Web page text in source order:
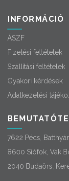
INFORMÁCIÓ
ÁSZF
Fizetési feltételek
Szállítási feltételek
Gyakori kérdések
Adatkezelési
7622 Pécs,
8600 Siófok, Vak
2040 Budaörs,